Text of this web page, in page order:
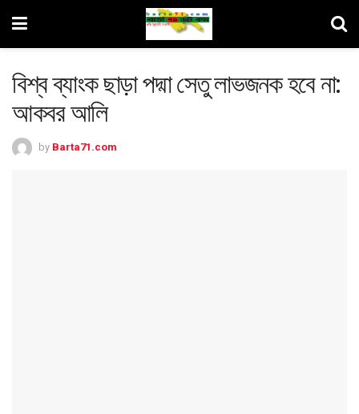
বিশ্ব ব্যাংক ছাড়া পদ্মা সেতু লাভজনক হবে না:
আকবর আলি
by Barta71.com